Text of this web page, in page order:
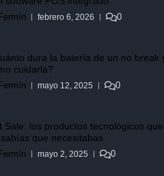
Fermín febrero 6, 2026 0
dura la batería de un no break
cuidarla?
Fermín mayo 12, 2025 0
Sale: los productos tecnológicos que
que necesitabas
Fermín mayo 2, 2025 0